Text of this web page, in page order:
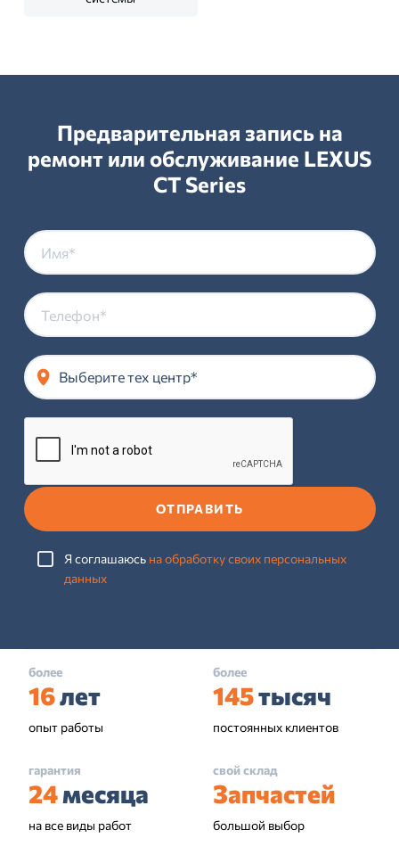
Предварительная запись на
ремонт или обслуживание LEXUS
CT Series
Выберите тех центр*
ОТПРАВИТЬ
Я соглашаюсь на обработку своих персональных
данных
более
16лет
опыт работы
более
145тысяч
постоянных клиентов
гарантия
24месяца
на все виды работ
свой склад
Запчастей
большой выбор